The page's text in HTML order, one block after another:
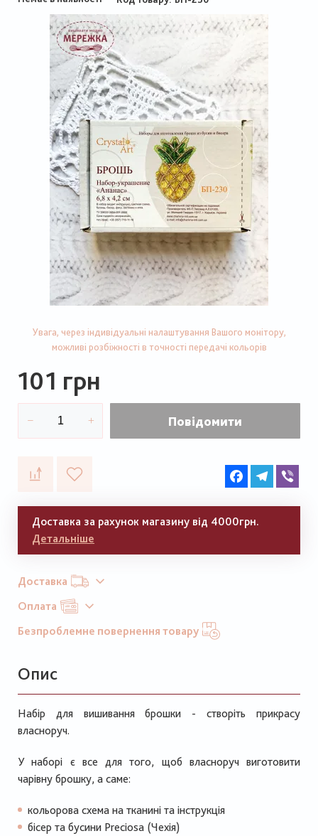
Увага, через індивідуальні налаштування Вашого монітору,
можливі розбіжності в точності передачі кольорів
101 грн
Повідомити
FacebookTelegram
Доставка за рахунок магазину від 4000грн.
Детальніше
Доставка
Оплата
Безпроблемне повернення товару
Опис
Набір для вишивання брошки - створіть прикрасу
власноруч.
У наборі є все для того, щоб власноруч виготовити
чарівну брошку, а саме:
кольорова схема на тканині та інструкція
бісер та бусини Preciosa (Чехія)